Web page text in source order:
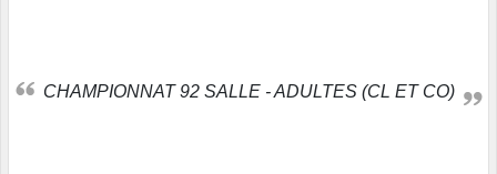
CHAMPIONNAT 92 SALLE - ADULTES (CL ET CO)